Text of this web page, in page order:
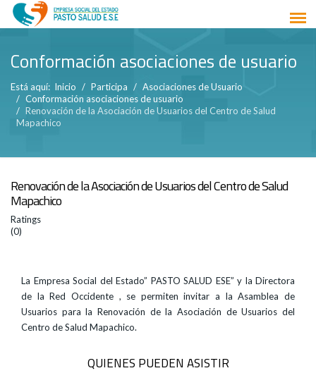
Conformación asociaciones de usuario
Está aquí: Inicio Participa
Asociaciones de Usuario
Conformación asociaciones de usuario
Renovación de la Asociación de Usuarios del Centro de Salud
Mapachico
Renovación de la Asociación de Usuarios del Centro de Salud
Mapachico
Ratings
(0)
La Empresa Social del Estado” PASTO SALUD ESE” y la Directora
de la Red Occidente , se permiten invitar a la Asamblea de
Usuarios para la Renovación de la Asociación de Usuarios del
Centro de Salud Mapachico.
QUIENES PUEDEN ASISTIR